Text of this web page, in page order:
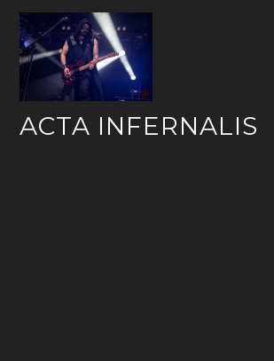
Skip
content
ACTA INFERNALIS